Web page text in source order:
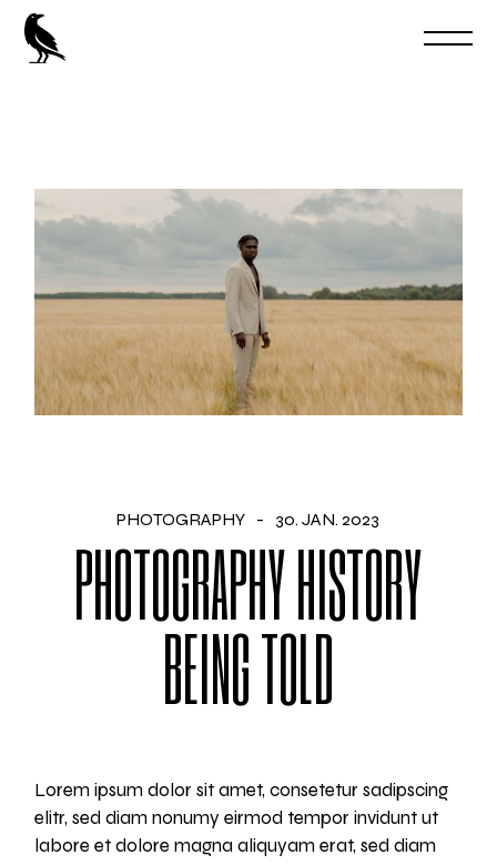
PHOTOGRAPHY 30. JAN. 2023
PHOTOGRAPHY HISTORY
BEING TOLD
Lorem ipsum dolor sit amet, consetetur sadipscing
elitr, sed diam nonumy eirmod tempor invidunt ut
labore et dolore magna aliquyam erat, sed diam